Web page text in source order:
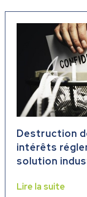
Destruction
intérêts
solution
Lire la suite